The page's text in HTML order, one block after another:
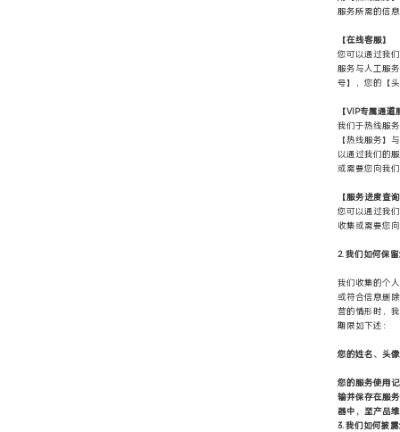
服务所需的信
【在线客服】
您可以通过我
服务与人工服
号】，您的【
【VIP专属通道
我们于热线服
【热线服务】
以通过我们的
或需要您向我
【服务进度查
您可以通过我
收集或需要您
2. 我们如何保
我们收集的个
或符合信息删
营的情形时，
期限如下述：
您的姓名、头
您的服务使用
输并保存在服
器中，至产品
3. 我们如何披